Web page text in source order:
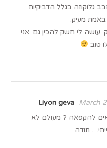
גלוקוזה בגלל הדביקיות
באמת מעיק.
עושה לי חשק להכין גם. אני
טוב
Liyon geva
March
להקפאה ? מעולם לא
תודה